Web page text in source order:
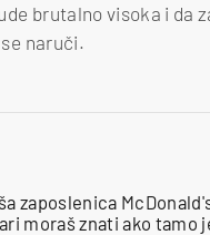
brutalno visoka i da
naruči.
zaposlenica
moraš znati ako tamo